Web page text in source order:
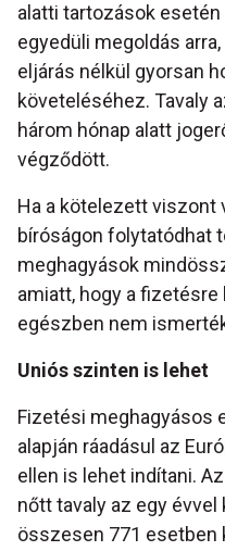
alatti tartozások
egyedüli megoldás
eljárás nélkül gyorsan
követeléséhez. Tavaly
három hónap alatt
végződött.
Ha a kötelezett viszont
bíróságon folytatódhat
meghagyások
amiatt, hogy a
egészben nem
Uniós szinten is lehet
Fizetési meghagyásos
alapján ráadásul az
ellen is lehet indítani.
nőtt tavaly az egy
összesen 771